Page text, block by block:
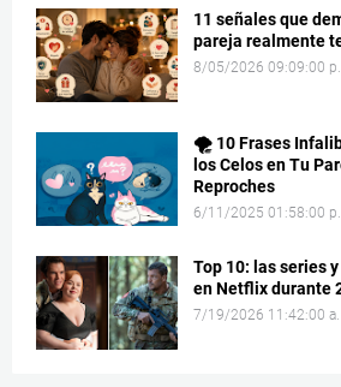
11 señales que
pareja realmente
8/05/2026 09:09:00 p.
🌪️ 10 Frases
los Celos en Tu
Reproches
6/11/2025 01:58:00 p.
Top 10: las series
en Netflix durante
7/19/2026 11:42:00 a.